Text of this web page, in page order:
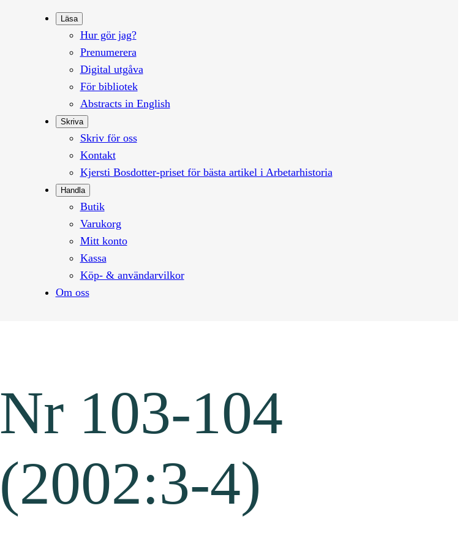
Läsa
Hur gör jag?
Prenumerera
Digital utgåva
För bibliotek
Abstracts in English
Skriva
Skriv för oss
Kontakt
Kjersti Bosdotter-priset för bästa artikel i Arbetarhistoria
Handla
Butik
Varukorg
Mitt konto
Kassa
Köp- & användarvilkor
Om oss
Nr 103-104
(2002:3-4)